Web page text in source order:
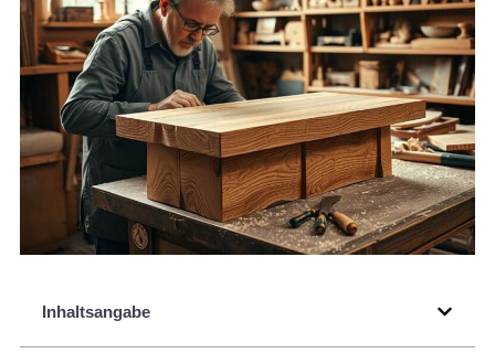
Inhaltsangabe